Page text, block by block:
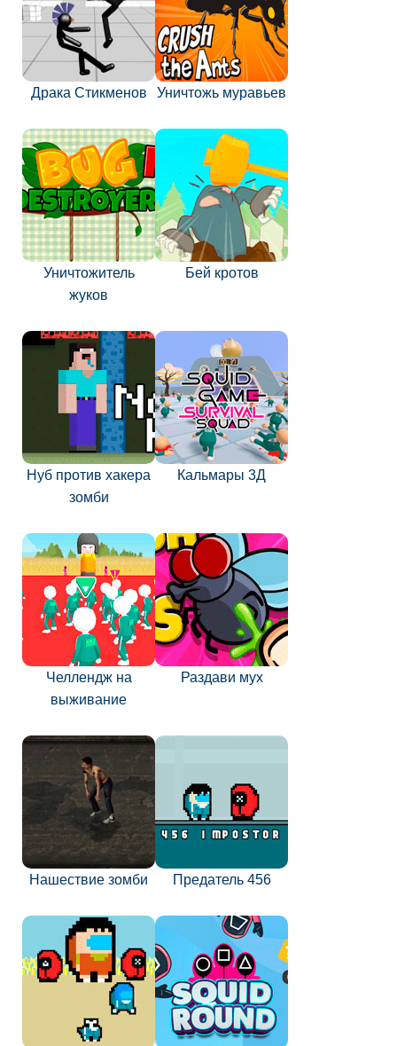
Драка Стикменов Уничтожь муравьев
Уничтожитель
жуков
Бей кротов
Нуб против хакера
зомби
Кальмары 3Д
Челлендж на
выживание
Раздави мух
Нашествие зомби Предатель 456